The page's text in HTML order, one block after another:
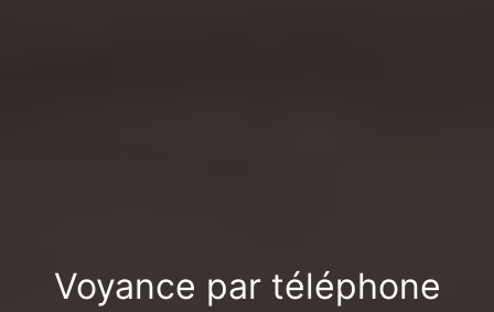
Voyance par téléphone